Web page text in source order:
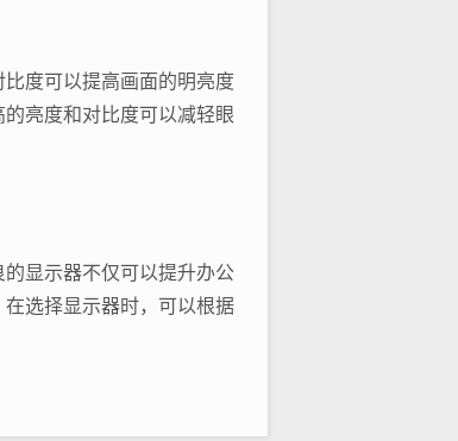
度可以提高画面的明亮度
亮度和对比度可以减轻眼
显示器不仅可以提升办公
选择显示器时，可以根据